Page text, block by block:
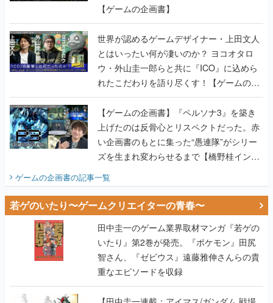
【ゲームの企画書】
世界が認めるゲームデザイナー・上田文人
とはいったい何が凄いのか？ ヨコオタロ
ウ・外山圭一郎らと共に『ICO』に込めら
れたこだわりを語り尽くす！【ゲームの企
画書】
【ゲームの企画書】『ペルソナ3』を築き
上げたのは反骨心とリスペクトだった。赤
い企画書のもとに集った“愚連隊”がシリー
ズを生まれ変わらせるまで【橋野桂インタ
ビュー】
ゲームの企画書の記事一覧
若ゲのいたり〜ゲームクリエイターの青春〜
田中圭一のゲーム業界取材マンガ『若ゲの
いたり』第2巻が発売。『ポケモン』田尻
智さん、『ゼビウス』遠藤雅伸さんらの貴
重なエピソードを収録